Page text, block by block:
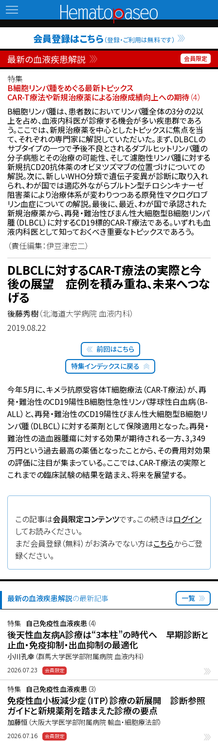
Hematopaseo
会員登録はこちら （登録・ご利用は無料です）
最新の血液疾患解説
特集
B細胞リンパ腫をめぐる最新トピックス
CAR-T療法や新規治療薬による治療成績向上への期待（4）
B細胞リンパ腫は、患者数においてリンパ腫全体の3分の2以
上を占め、血液内科医が診療する機会が多い疾患群であろ
う。ここでは、新規治療薬を中心としたトピックスに焦点を当
て、それぞれの専門家に解説していただいた。まず、DLBCLの
サブタイプの一つで予後不良とされるダブルヒットリンパ腫の
分子病態とその治療の可能性、そして濾胞性リンパ腫に対する
新規抗CD20抗体薬のオビヌツズマブの位置づけについての
解説。次に、新しいWHO分類で遺伝子変異が診断に取り入れ
られ、わが国では適応外ながらブルトン型チロシンキナーゼ
阻害薬により治療体系が変わりつつある原発性マクログロブ
リン血症についての解説。最後に、最近、わが国で承認された
新規治療薬から、再発・難治性びまん性大細胞型B細胞リンパ
腫（DLBCL）に対するCD19標的CAR-T療法である。いずれも血
液内科医として知っておくべき重要なトピックスであろう。
（責任編集：伊豆津宏二）
DLBCLに対するCAR-T療法の実際と今
後の展望 症例を積み重ね、未来へつな
げる
後藤秀樹（北海道大学病院 血液内科）
2019.08.22
前回はこちら
特集インデックスに戻る
今年5月に、キメラ抗原受容体T細胞療法（CAR-T療法）が、再
発・難治性のCD19陽性B細胞性急性リンパ芽球性白血病（B-
ALL）と、再発・難治性のCD19陽性びまん性大細胞型B細胞リ
ンパ腫（DLBCL）に対する薬剤として保険適用となった。再発・
難治性の造血器腫瘍に対する効果が期待される一方、3,349
万円という過去最高の薬価となったことから、その費用対効果
の評価に注目が集まっている。ここでは、CAR-T療法の実際と
これまでの臨床試験の結果を踏まえ、将来を展望する。
この記事は会員限定コンテンツです。この続きはログイン
してお読みください。
まだ会員登録（無料）がお済みでない方はこちらからご登
録ください。
最新の血液疾患解説の最新記事 一覧
特集 自己免疫性血液疾患 （4）
後天性血友病A診療は“3本柱”の時代へ 早期診断と
止血・免疫抑制・出血抑制の最適化
小川孔幸 （群馬大学医学部附属病院 血液内科）
2026.07.23
特集 自己免疫性血液疾患 （3）
免疫性血小板減少症（ITP）診療の新展開 診断参照
ガイドと新規薬剤を踏まえた診療の要点
加藤恒 （大阪大学医学部附属病院 輸血・細胞療法部）
2026.07.16